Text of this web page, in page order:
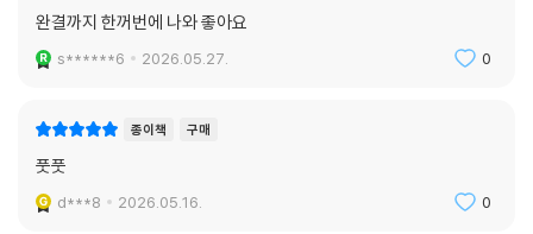
완결까지 한꺼번에 나와 좋아요
s******6 2026.05.27. 0
종이책 구매
풋풋
d***8 2026.05.16. 0